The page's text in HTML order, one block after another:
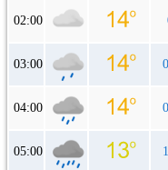
02:00
03:00
04:00
05:00